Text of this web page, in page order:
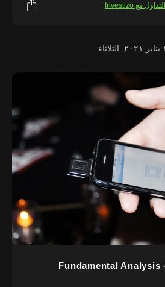
التداول مع Investizo
Fundamental Analysis